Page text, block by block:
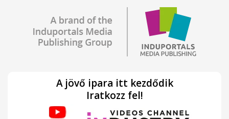
A jövő ipara itt kezdődik
Iratkozz fel!